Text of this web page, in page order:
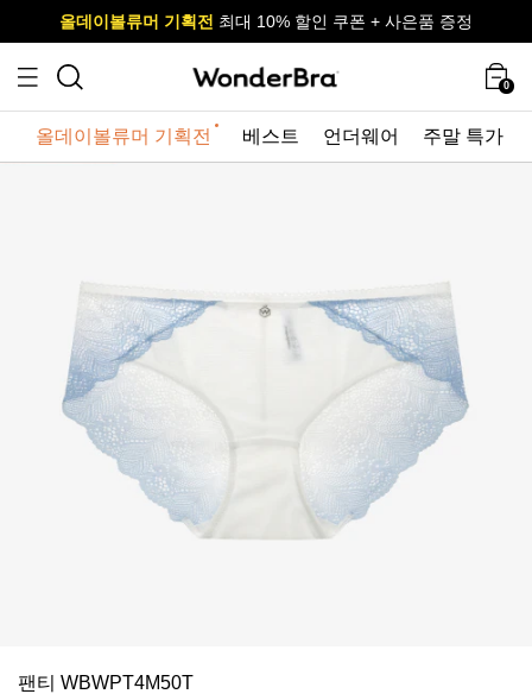
사이즈 무료 교환 서비스
올데이볼류머 기획전 최대 10% 할인 쿠폰 + 사은품 증정
사이즈 무료 교환 서비스
올데이볼류머 기획전
0
올데이볼류머 기획전 베스트 언더웨어 주말 특가
팬티 WBWPT4M50T